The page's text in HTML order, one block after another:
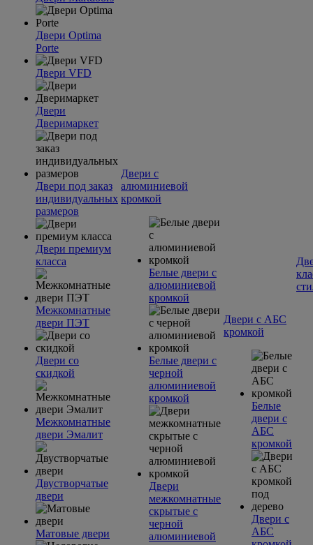
Двери Optima
Porte
Двери VFD
Двери
Дверимаркет
Двери под заказ
индивидуальных
размеров
Двери премиум
класса
Межкомнатные
двери ПЭТ
Двери со
скидкой
Межкомнатные
двери Эмалит
Двустворчатые
двери
Матовые двери
Двери с
алюминиевой
кромкой
Белые двери с
алюминиевой
кромкой
Белые двери с
черной
алюминиевой
кромкой
Двери
межкомнатные
скрытые с
черной
алюминиевой
Двери с АБС
кромкой
Белые
двери с
АБС
кромкой
Двери с
АБС